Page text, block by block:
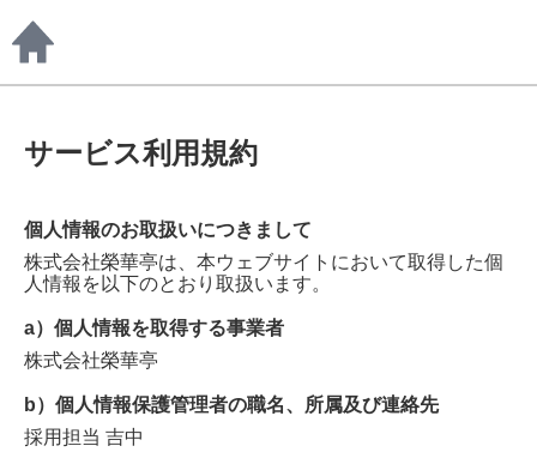
サービス利用規約
個人情報のお取扱いにつきまして
株式会社榮華亭は、本ウェブサイトにおいて取得した個
人情報を以下のとおり取扱います。
a）個人情報を取得する事業者
株式会社榮華亭
b）個人情報保護管理者の職名、所属及び連絡先
採用担当 吉中